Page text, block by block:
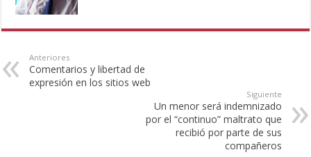
Anteriores
Comentarios y libertad de
expresión en los sitios web
Siguiente
Un menor será indemnizado
por el “continuo” maltrato que
recibió por parte de sus
compañeros